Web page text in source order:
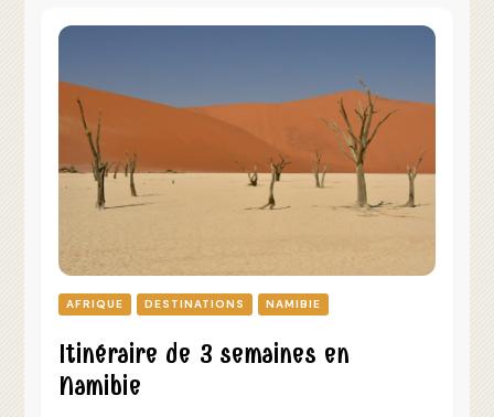
AFRIQUE DESTINATIONS NAMIBIE
Itinéraire de 3 semaines en
Namibie